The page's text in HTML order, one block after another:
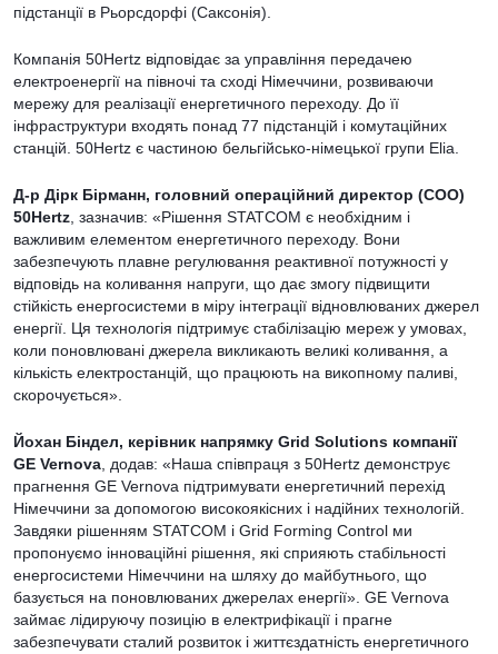
підстанції в Рьорсдорфі (Саксонія).
Компанія 50Hertz відповідає за управління передачею
електроенергії на півночі та сході Німеччини, розвиваючи
мережу для реалізації енергетичного переходу. До її
інфраструктури входять понад 77 підстанцій і комутаційних
станцій. 50Hertz є частиною бельгійсько-німецької групи Elia.
Д-р Дірк Бірманн, головний операційний директор (COO)
50Hertz , зазначив: «Рішення STATCOM є необхідним і
важливим елементом енергетичного переходу. Вони
забезпечують плавне регулювання реактивної потужності у
відповідь на коливання напруги, що дає змогу підвищити
стійкість енергосистеми в міру інтеграції відновлюваних джерел
енергії. Ця технологія підтримує стабілізацію мереж у умовах,
коли поновлювані джерела викликають великі коливання, а
кількість електростанцій, що працюють на викопному паливі,
скорочується».
Йохан Біндел, керівник напрямку Grid Solutions компанії
GE Vernova , додав: «Наша співпраця з 50Hertz демонструє
прагнення GE Vernova підтримувати енергетичний перехід
Німеччини за допомогою високоякісних і надійних технологій.
Завдяки рішенням STATCOM і Grid Forming Control ми
пропонуємо інноваційні рішення, які сприяють стабільності
енергосистеми Німеччини на шляху до майбутнього, що
базується на поновлюваних джерелах енергії». GE Vernova
займає лідируючу позицію в електрифікації і прагне
забезпечувати сталий розвиток і життєздатність енергетичного